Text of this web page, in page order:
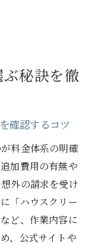
秘訣を徹
確認するコツ
料金体系の明確
加費用の有無や
外の請求を受け
「ハウスクリー
ど、作業内容に
、公式サイトや